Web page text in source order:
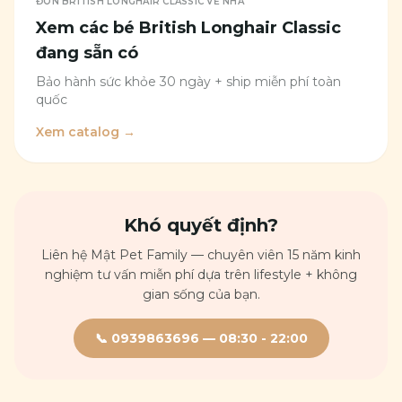
Xem các bé British Longhair Classic
đang sẵn có
Bảo hành sức khỏe 30 ngày + ship miễn phí toàn
quốc
Xem catalog →
Khó quyết định?
Liên hệ Mật Pet Family — chuyên viên 15 năm kinh
nghiệm tư vấn miễn phí dựa trên lifestyle + không
gian sống của bạn.
📞 0939863696 — 08:30 - 22:00